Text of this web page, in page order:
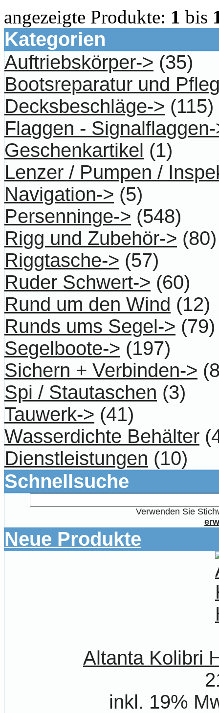
angezeigte Produkte: 1 bis
Kategorien
Auftriebskörper-> (35)
Bootsreparatur und
Decksbeschläge-> (115)
Flaggen -
Geschenkartikel (1)
Lenzer / Pumpen /
Navigation-> (5)
Persenninge-> (548)
Rigg und Zubehör-> (80)
Riggtasche-> (57)
Ruder Schwert-> (60)
Rund um den Wind (12)
Runds ums Segel-> (79)
Segelboote-> (197)
Sichern + Verbinden->
Spi / Stautaschen (3)
Tauwerk-> (41)
Wasserdichte Behälter
Dienstleistungen (10)
Schnellsuche
Verwenden Sie
Neue Produkte
Altanta Kolibri
inkl. 19%